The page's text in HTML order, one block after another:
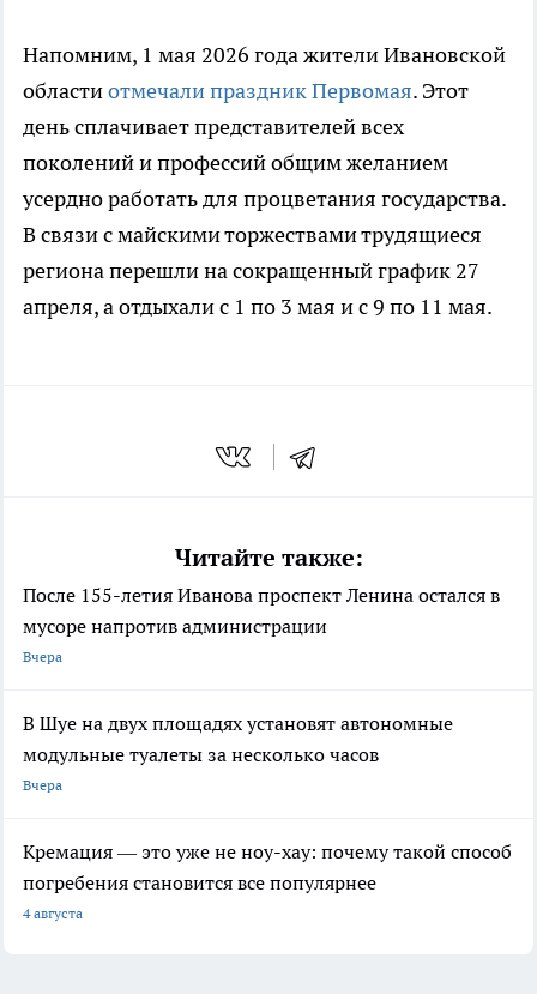
Напомним, 1 мая 2026 года жители Ивановской
областиотмечали праздник Первомая. Этот
день сплачивает представителей всех
поколений и профессий общим желанием
усердно работать для процветания государства.
В связи с майскими торжествами трудящиеся
региона перешли на сокращенный график 27
апреля, а отдыхали с 1 по 3 мая и с 9 по 11 мая.
Читайте также:
После 155-летия Иванова проспект Ленина остался в
мусоре напротив администрации
Вчера
В Шуе на двух площадях установят автономные
модульные туалеты за несколько часов
Вчера
Кремация — это уже не ноу-хау: почему такой способ
погребения становится все популярнее
4 августа